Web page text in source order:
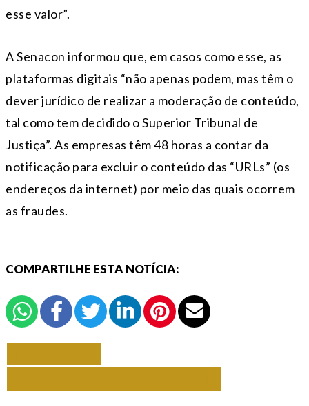
esse valor”.
A Senacon informou que, em casos como esse, as
plataformas digitais “não apenas podem, mas têm o
dever jurídico de realizar a moderação de conteúdo,
tal como tem decidido o Superior Tribunal de
Justiça”. As empresas têm 48 horas a contar da
notificação para excluir o conteúdo das “URLs” (os
endereços da internet) por meio das quais ocorrem
as fraudes.
COMPARTILHE ESTA NOTÍCIA: